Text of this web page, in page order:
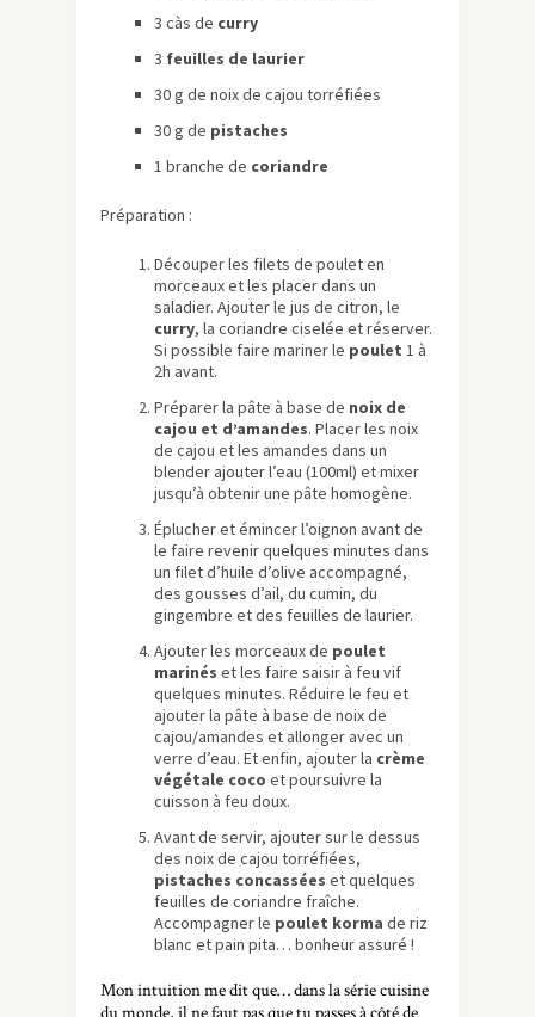
3 càs de curry
3 feuilles de laurier
30 g de noix de cajou torréfiées
30 g de pistaches
1 branche de coriandre
Préparation :
Découper les filets de poulet en
morceaux et les placer dans un
saladier. Ajouter le jus de citron, le
curry, la coriandre ciselée et réserver.
Si possible faire mariner le poulet 1 à
2h avant.
Préparer la pâte à base de noix de
cajou et d’amandes. Placer les noix
de cajou et les amandes dans un
blender ajouter l’eau (100ml) et mixer
jusqu’à obtenir une pâte homogène.
Éplucher et émincer l’oignon avant de
le faire revenir quelques minutes dans
un filet d’huile d’olive accompagné,
des gousses d’ail, du cumin, du
gingembre et des feuilles de laurier.
Ajouter les morceaux de poulet
marinés et les faire saisir à feu vif
quelques minutes. Réduire le feu et
ajouter la pâte à base de noix de
cajou/amandes et allonger avec un
verre d’eau. Et enfin, ajouter la crème
végétale coco et poursuivre la
cuisson à feu doux.
Avant de servir, ajouter sur le dessus
des noix de cajou torréfiées,
pistaches concassées et quelques
feuilles de coriandre fraîche.
Accompagner le poulet korma de riz
blanc et pain pita… bonheur assuré !
Mon intuition me dit que… dans la série cuisine